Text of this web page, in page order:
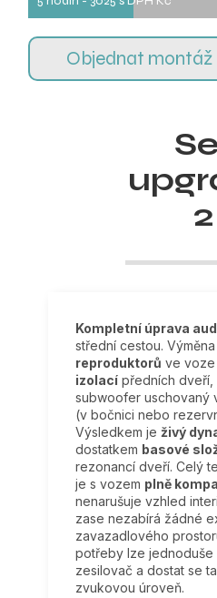
Objednat montáž
2
Kompletní úprava
střední cestou. Výměna
reproduktorů ve voze
izolacípředních dveří,
subwoofer uschovaný
(v bočnici nebo
Výsledkem je živý
dostatkem basové
rezonancí dveří. Celý
je s vozem plně
nenarušuje vzhled
zase nezabírá žádné
zavazadlového
potřeby lze jednoduše
zesilovač a dostat se
zvukovou úroveň.